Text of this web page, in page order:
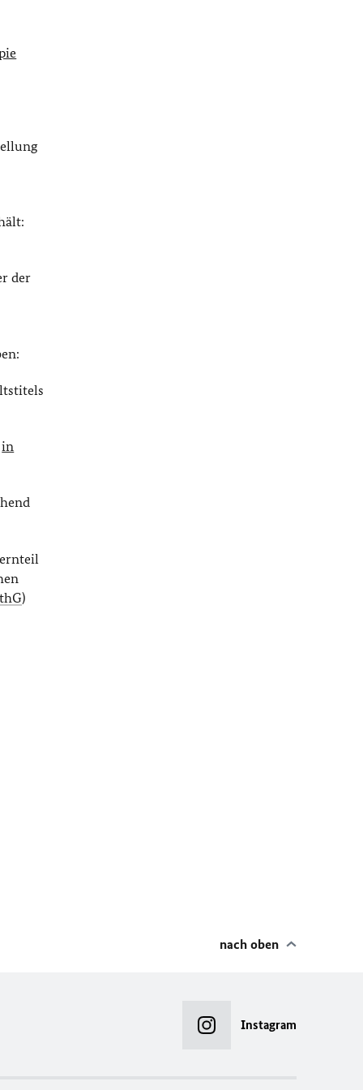
der
in
)
nach oben
Instagram